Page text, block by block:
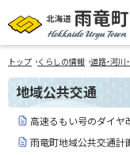
北海道 雨竜町
Hokkaido Uryu
Town
トップ ›くらしの情報 ›道路・河川
地域公共交通
高速るもい号のダイヤ
雨竜町地域公共交通計